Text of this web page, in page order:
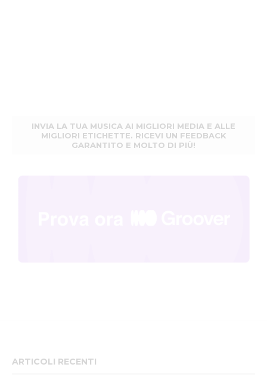
INVIA LA TUA MUSICA AI MIGLIORI MEDIA E ALLE
MIGLIORI ETICHETTE. RICEVI UN FEEDBACK
GARANTITO E MOLTO DI PIÙ!
ARTICOLI RECENTI